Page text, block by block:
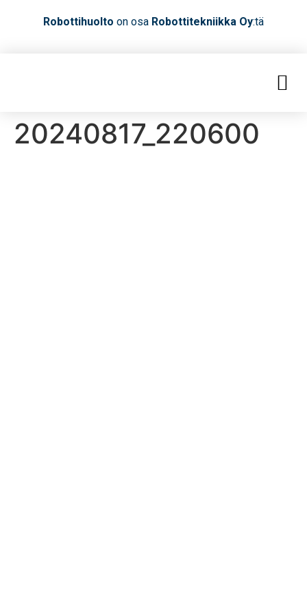
Robottihuolto on osa Robottitekniikka Oy:tä
20240817_220600